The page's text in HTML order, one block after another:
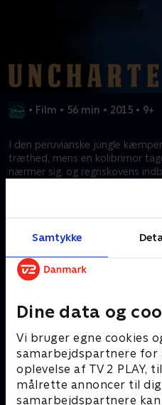
Samtykke
Dine data og
Vi bruger egne cookies
samarbejdspartnere for
oplevelse af TV 2 PLAY,
målrette annoncer til
samarbejdspartnere
• Film • 56 min • 2015 • 9+
I den peruvianske jungle
træthed, mens en kolibrimor
nærmer sig, og regnskovens
ankomsten af en ny art tager
Kræver
Mere indhold fra